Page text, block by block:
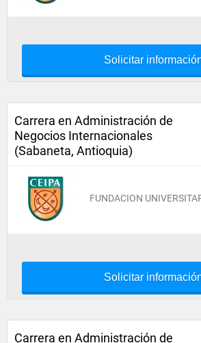
Solicitar
Carrera en Administración de
Negocios Internacionales
(Sabaneta, Antioquia)
FUNDACION
Solicitar
Carrera en Administración de